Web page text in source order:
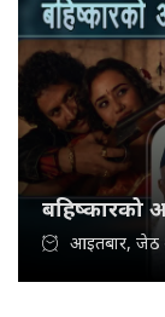
बहिष्कारको
आइतबार, जेठ